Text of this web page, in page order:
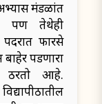
मंडळांत
पण तेथेही
पदरात फारसे
पडणारा
ठरतो आहे.